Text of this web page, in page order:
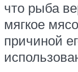
что рыба
мягкое
причиной